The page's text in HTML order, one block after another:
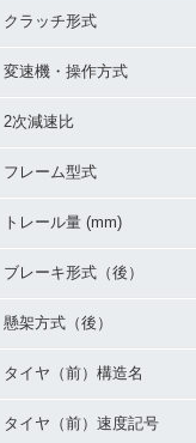
1989年 JOG Sporty Bla
クラッチ形式
変速機・操作方式
2次減速比
フレーム型式
トレール量 (mm)
ブレーキ形式（後）
懸架方式（後）
タイヤ（前）構造名
タイヤ（前）速度記号